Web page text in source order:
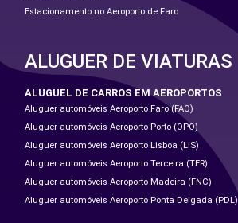
Estacionamento no Aeroporto de Faro
ALUGUER DE VIATURAS
ALUGUEL DE CARROS EM AEROPORTOS
Aluguer automóveis Aeroporto Faro (FAO)
Aluguer automóveis Aeroporto Porto (OPO)
Aluguer automóveis Aeroporto Lisboa (LIS)
Aluguer automóveis Aeroporto Terceira (TER)
Aluguer automóveis Aeroporto Madeira (FNC)
Aluguer automóveis Aeroporto Ponta Delgada (PDL)